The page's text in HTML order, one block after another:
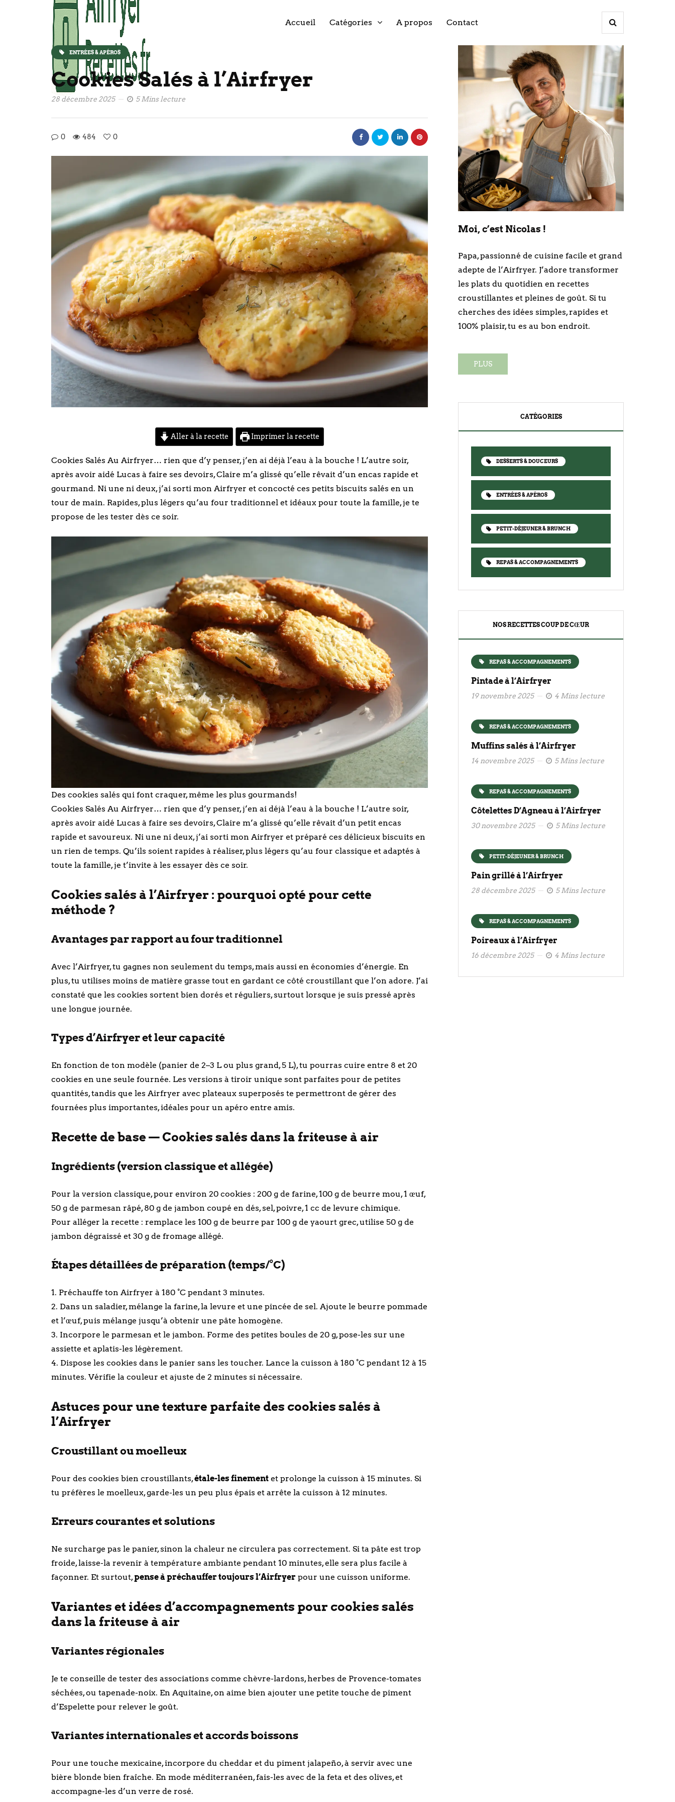
Accueil Catégories A propos Contact
ENTRÉES & APÉROS
Cookies Salés à l’Airfryer
28 décembre 2025 5 Mins lecture
0 484 0
Aller à la recette Imprimer la recette
Cookies Salés Au Airfryer… rien que d’y penser, j’en ai déjà l’eau à la bouche ! L’autre soir,
après avoir aidé Lucas à faire ses devoirs, Claire m’a glissé qu’elle rêvait d’un encas rapide et
gourmand. Ni une ni deux, j’ai sorti mon Airfryer et concocté ces petits biscuits salés en un
tour de main. Rapides, plus légers qu’au four traditionnel et idéaux pour toute la famille, je te
propose de les tester dès ce soir.
Des cookies salés qui font craquer, même les plus gourmands!
Cookies Salés Au Airfryer… rien que d’y penser, j’en ai déjà l’eau à la bouche ! L’autre soir,
après avoir aidé Lucas à faire ses devoirs, Claire m’a glissé qu’elle rêvait d’un petit encas
rapide et savoureux. Ni une ni deux, j’ai sorti mon Airfryer et préparé ces délicieux biscuits en
un rien de temps. Qu’ils soient rapides à réaliser, plus légers qu’au four classique et adaptés à
toute la famille, je t’invite à les essayer dès ce soir.
Cookies salés à l’Airfryer : pourquoi opté pour cette
méthode ?
Avantages par rapport au four traditionnel
Avec l’Airfryer, tu gagnes non seulement du temps, mais aussi en économies d’énergie. En
plus, tu utilises moins de matière grasse tout en gardant ce côté croustillant que l’on adore. J’ai
constaté que les cookies sortent bien dorés et réguliers, surtout lorsque je suis pressé après
une longue journée.
Types d’Airfryer et leur capacité
En fonction de ton modèle (panier de 2–3 L ou plus grand, 5 L), tu pourras cuire entre 8 et 20
cookies en une seule fournée. Les versions à tiroir unique sont parfaites pour de petites
quantités, tandis que les Airfryer avec plateaux superposés te permettront de gérer des
fournées plus importantes, idéales pour un apéro entre amis.
Recette de base — Cookies salés dans la friteuse à air
Ingrédients (version classique et allégée)
Pour la version classique, pour environ 20 cookies : 200 g de farine, 100 g de beurre mou, 1 œuf,
50 g de parmesan râpé, 80 g de jambon coupé en dés, sel, poivre, 1 cc de levure chimique.
Pour alléger la recette : remplace les 100 g de beurre par 100 g de yaourt grec, utilise 50 g de
jambon dégraissé et 30 g de fromage allégé.
Étapes détaillées de préparation (temps/°C)
1. Préchauffe ton Airfryer à 180 °C pendant 3 minutes.
2. Dans un saladier, mélange la farine, la levure et une pincée de sel. Ajoute le beurre pommade
et l’œuf, puis mélange jusqu’à obtenir une pâte homogène.
3. Incorpore le parmesan et le jambon. Forme des petites boules de 20 g, pose-les sur une
assiette et aplatis-les légèrement.
4. Dispose les cookies dans le panier sans les toucher. Lance la cuisson à 180 °C pendant 12 à 15
minutes. Vérifie la couleur et ajuste de 2 minutes si nécessaire.
Astuces pour une texture parfaite des cookies salés à
l’Airfryer
Croustillant ou moelleux
Pour des cookies bien croustillants,étale-les finement et prolonge la cuisson à 15 minutes. Si
tu préfères le moelleux, garde-les un peu plus épais et arrête la cuisson à 12 minutes.
Erreurs courantes et solutions
Ne surcharge pas le panier, sinon la chaleur ne circulera pas correctement. Si ta pâte est trop
froide, laisse-la revenir à température ambiante pendant 10 minutes, elle sera plus facile à
façonner. Et surtout,pense à préchauffer toujours l’Airfryer pour une cuisson uniforme.
Variantes et idées d’accompagnements pour cookies salés
dans la friteuse à air
Variantes régionales
Je te conseille de tester des associations comme chèvre-lardons, herbes de Provence-tomates
séchées, ou tapenade-noix. En Aquitaine, on aime bien ajouter une petite touche de piment
d’Espelette pour relever le goût.
Variantes internationales et accords boissons
Pour une touche mexicaine, incorpore du cheddar et du piment jalapeño, à servir avec une
bière blonde bien fraîche. En mode méditerranéen, fais-les avec de la feta et des olives, et
accompagne-les d’un verre de rosé.
Moi, c’est Nicolas !
Papa, passionné de cuisine facile et grand
adepte de l’Airfryer. J’adore transformer
les plats du quotidien en recettes
croustillantes et pleines de goût. Si tu
cherches des idées simples, rapides et
100% plaisir, tu es au bon endroit.
PLUS
CATÉGORIES
DESSERTS & DOUCEURS
ENTRÉES & APÉROS
PETIT-DÉJEUNER & BRUNCH
REPAS & ACCOMPAGNEMENTS
NOS RECETTES COUP DE CŒUR
REPAS & ACCOMPAGNEMENTS
Pintade à l’Airfryer
19 novembre 2025 4 Mins lecture
REPAS & ACCOMPAGNEMENTS
Muffins salés à l’Airfryer
14 novembre 2025 5 Mins lecture
REPAS & ACCOMPAGNEMENTS
Côtelettes D’Agneau à l’Airfryer
30 novembre 2025 5 Mins lecture
PETIT-DÉJEUNER & BRUNCH
Pain grillé à l’Airfryer
28 décembre 2025 5 Mins lecture
REPAS & ACCOMPAGNEMENTS
Poireaux à l’Airfryer
16 décembre 2025 4 Mins lecture